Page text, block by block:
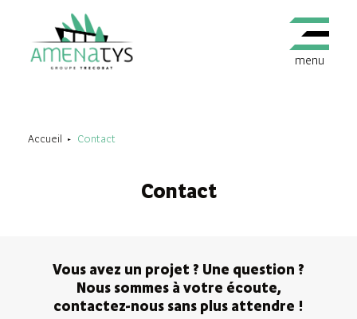
menu
Accueil Contact
Contact
Vous avez un projet ? Une question ?
Nous sommes à votre écoute,
contactez-nous sans plus attendre !